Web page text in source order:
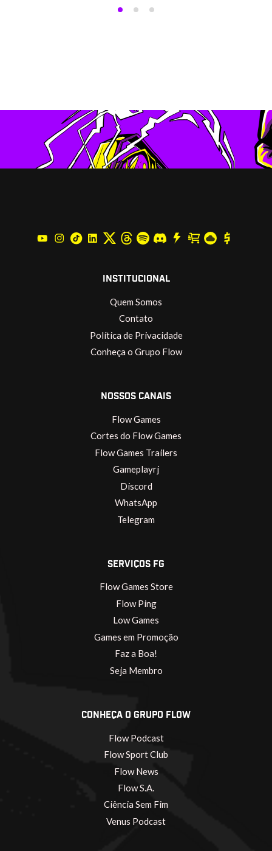
INSTITUCIONAL
Quem Somos
Contato
Política de Privacidade
Conheça o Grupo Flow
NOSSOS CANAIS
Flow Games
Cortes do Flow Games
Flow Games Trailers
Gameplayrj
Discord
WhatsApp
Telegram
SERVIÇOS FG
Flow Games Store
Flow Ping
Low Games
Games em Promoção
Faz a Boa!
Seja Membro
CONHEÇA O GRUPO FLOW
Flow Podcast
Flow Sport Club
Flow News
Flow S.A.
Ciência Sem Fim
Venus Podcast